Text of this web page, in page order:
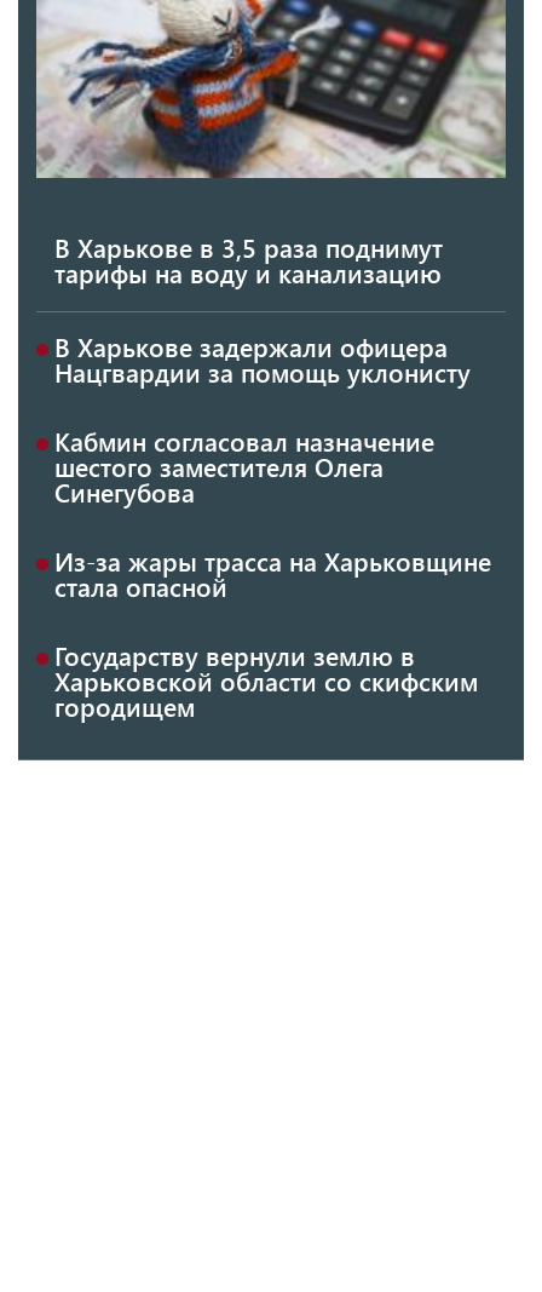
В Харькове в 3,5 раза поднимут
тарифы на воду и канализацию
В Харькове задержали офицера
Нацгвардии за помощь уклонисту
Кабмин согласовал назначение
шестого заместителя Олега
Синегубова
Из-за жары трасса на Харьковщине
стала опасной
Государству вернули землю в
Харьковской области со скифским
городищем